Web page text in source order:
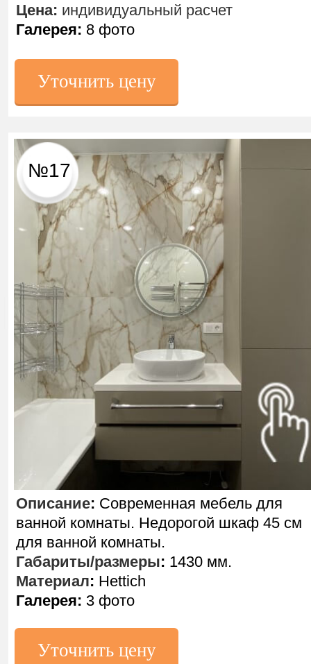
Цена: индивидуальный расчет
Галерея: 8 фото
№17
Описание: Современная мебель для
ванной комнаты. Недорогой шкаф 45 см
для ванной комнаты.
Габариты/размеры: 1430 мм.
Материал: Hettich
Галерея: 3 фото
Уточнить цену
Уточнить цену